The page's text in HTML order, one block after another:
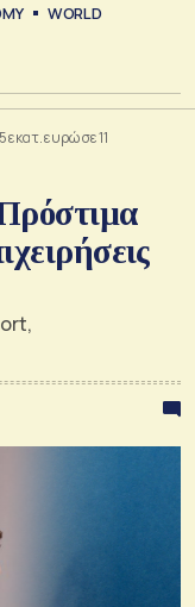
WORLD
ευρώ σε 11